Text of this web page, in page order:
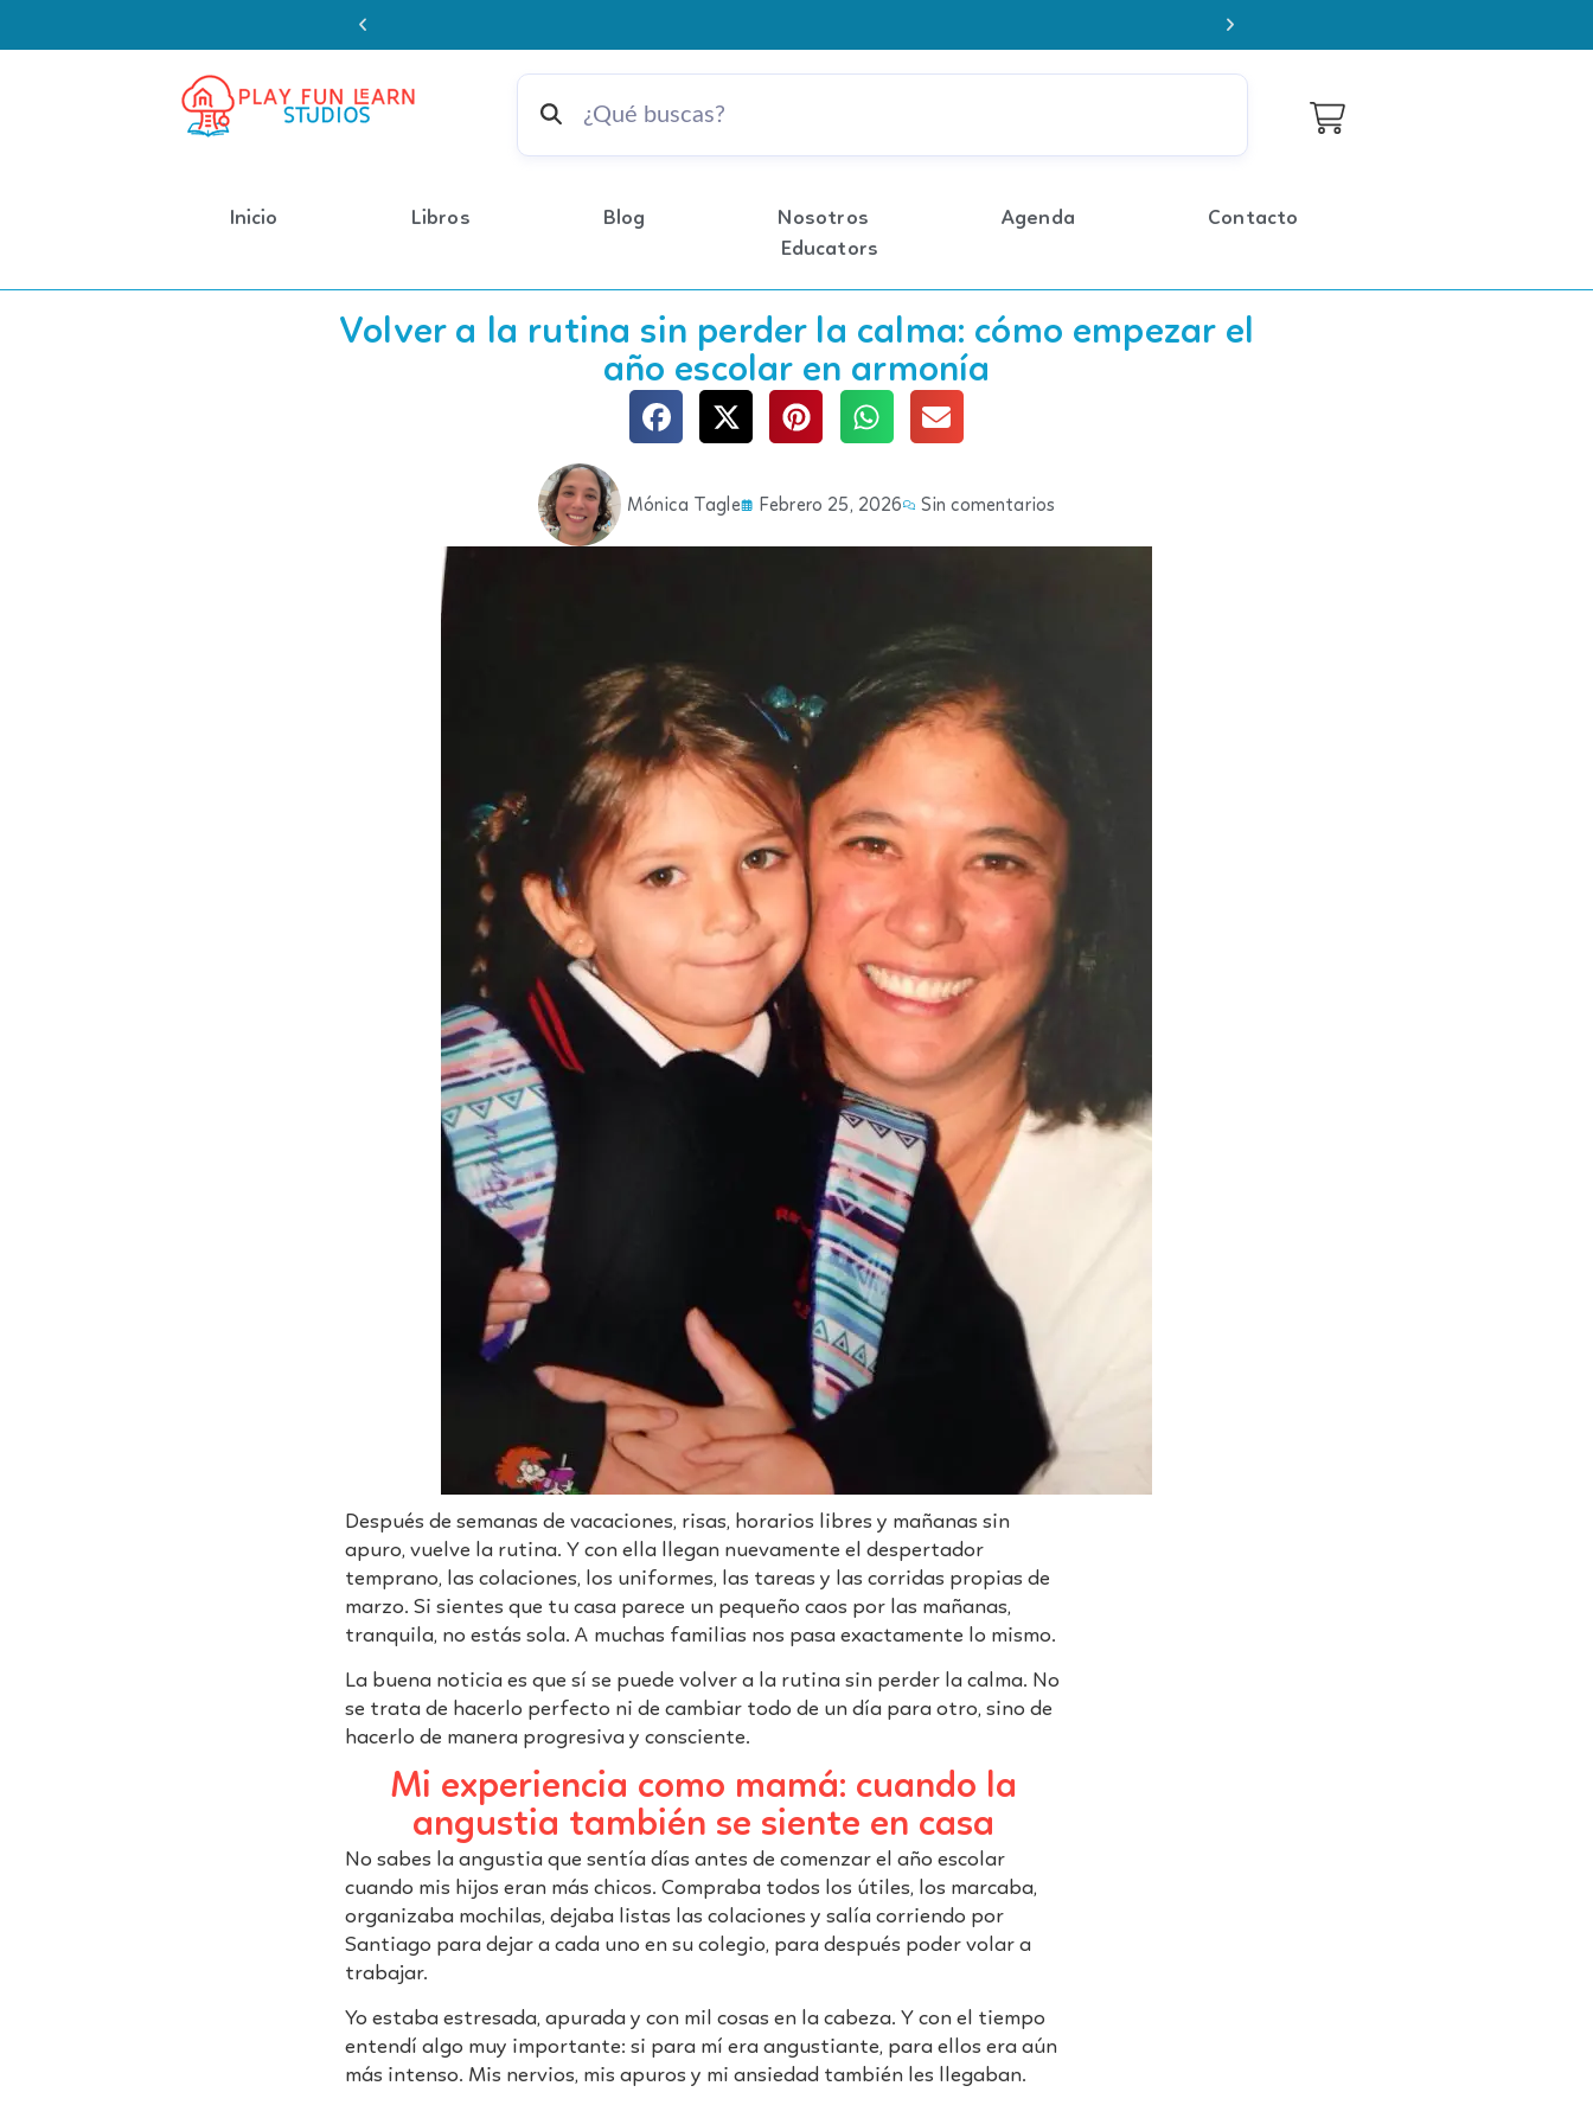
Enviamos a todo Chile Envío Gratis RM en compras
Inicio Libros Blog Nosotros Agenda
Contacto
Educators
Volver a la rutina sin perder la calma: cómo empezar el
año escolar en armonía
Mónica Tagle Febrero 25, 2026 Sin comentarios
Después de semanas de vacaciones, risas, horarios libres y mañanas sin
apuro, vuelve la rutina. Y con ella llegan nuevamente el despertador
temprano, las colaciones, los uniformes, las tareas y las corridas propias de
marzo. Si sientes que tu casa parece un pequeño caos por las mañanas,
tranquila, no estás sola. A muchas familias nos pasa exactamente lo mismo.
La buena noticia es que sí se puede volver a la rutina sin perder la calma. No
se trata de hacerlo perfecto ni de cambiar todo de un día para otro, sino de
hacerlo de manera progresiva y consciente.
Mi experiencia como mamá: cuando la
angustia también se siente en casa
No sabes la angustia que sentía días antes de comenzar el año escolar
cuando mis hijos eran más chicos. Compraba todos los útiles, los marcaba,
organizaba mochilas, dejaba listas las colaciones y salía corriendo por
Santiago para dejar a cada uno en su colegio, para después poder volar a
trabajar.
Yo estaba estresada, apurada y con mil cosas en la cabeza. Y con el tiempo
entendí algo muy importante: si para mí era angustiante, para ellos era aún
más intenso. Mis nervios, mis apuros y mi ansiedad también les llegaban.